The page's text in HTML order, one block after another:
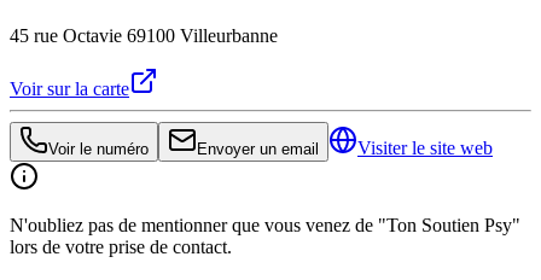
45 rue Octavie 69100 Villeurbanne
Voir sur la carte
Voir le numéro Envoyer un email Visiter le site web
N'oubliez pas de mentionner que vous venez de "Ton Soutien Psy"
lors de votre prise de contact.